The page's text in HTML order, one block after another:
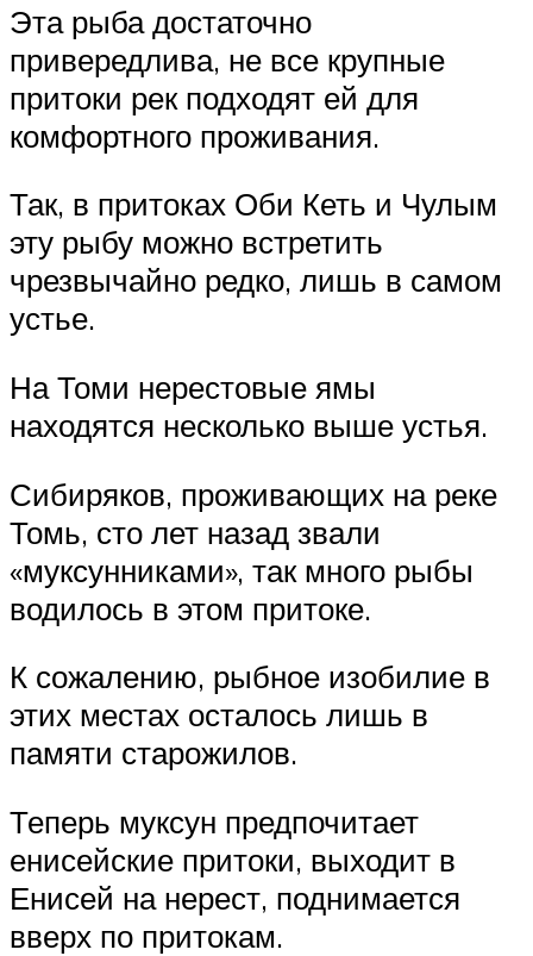
Эта рыба достаточно
привередлива, не все крупные
притоки рек подходят ей для
комфортного проживания.
Так, в притоках Оби Кеть и Чулым
эту рыбу можно встретить
чрезвычайно редко, лишь в самом
устье.
На Томи нерестовые ямы
находятся несколько выше устья.
Сибиряков, проживающих на реке
Томь, сто лет назад звали
«муксунниками», так много рыбы
водилось в этом притоке.
К сожалению, рыбное изобилие в
этих местах осталось лишь в
памяти старожилов.
Теперь муксун предпочитает
енисейские притоки, выходит в
Енисей на нерест, поднимается
вверх по притокам.